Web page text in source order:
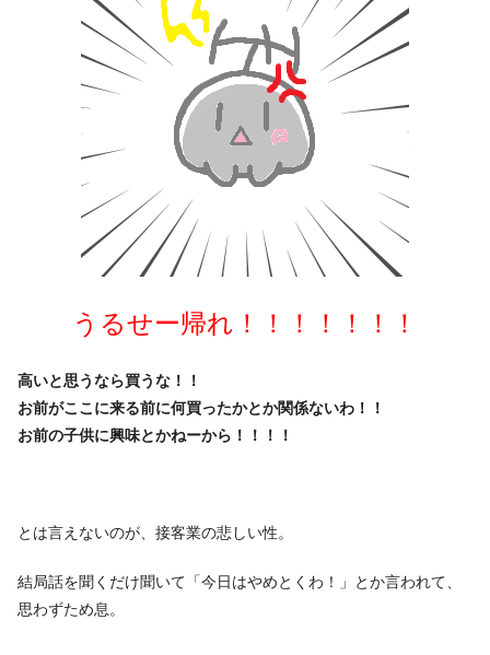
うるせー帰れ！！！！！！！
高いと思うなら買うな！！
お前がここに来る前に何買ったかとか関係ないわ！！
お前の子供に興味とかねーから！！！！
とは言えないのが、接客業の悲しい性。
結局話を聞くだけ聞いて「今日はやめとくわ！」とか言われて、
思わずため息。